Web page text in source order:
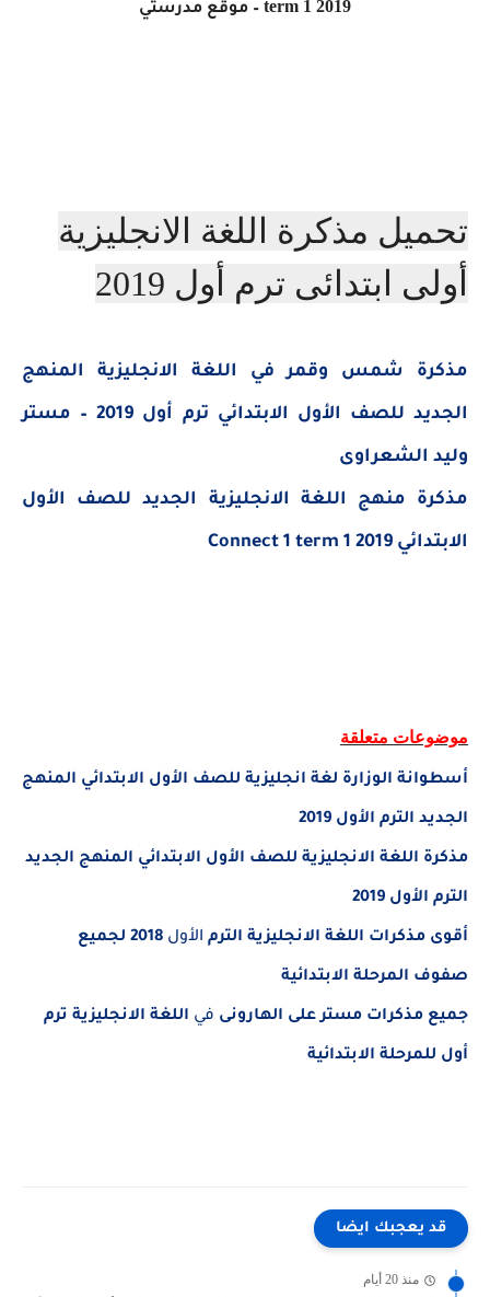
term 1 2019 – موقع مدرستي
تحميل مذكرة اللغة الانجليزية
أولى ابتدائى ترم أول 2019
مذكرة شمس وقمر في اللغة الانجليزية المنهج
الجديد للصف الأول الابتدائي ترم أول 2019 – مستر
وليد الشعراوى
مذكرة منهج اللغة الانجليزية الجديد للصف الأول
الابتدائي Connect 1 term 1 2019
موضوعات متعلقة
أسطوانة الوزارة لغة انجليزية للصف الأول الابتدائي المنهج
الجديد الترم الأول 2019
مذكرة اللغة الانجليزية للصف الأول الابتدائي المنهج الجديد
الترم الأول 2019
أقوى مذكرات اللغة الانجليزية الترم الأول 2018 لجميع
صفوف المرحلة الابتدائية
جميع مذكرات مستر على الهارونى في اللغة الانجليزية ترم
أول للمرحلة الابتدائية
قد يعجبك ايضا
منذ 20 أيام